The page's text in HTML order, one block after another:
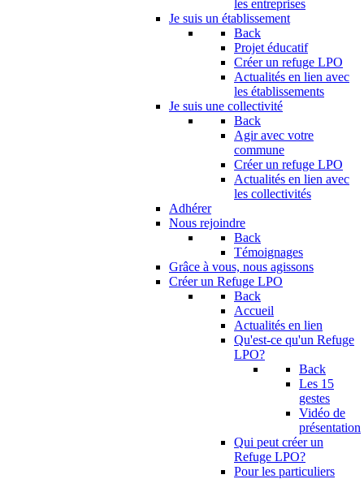
les entreprises
Je suis un établissement
Back
Projet éducatif
Créer un refuge LPO
Actualités en lien avec
les établissements
Je suis une collectivité
Back
Agir avec votre
commune
Créer un refuge LPO
Actualités en lien avec
les collectivités
Adhérer
Nous rejoindre
Back
Témoignages
Grâce à vous, nous agissons
Créer un Refuge LPO
Back
Accueil
Actualités en lien
Qu'est-ce qu'un Refuge
LPO?
Back
Les 15
gestes
Vidéo de
présentation
Qui peut créer un
Refuge LPO?
Pour les particuliers